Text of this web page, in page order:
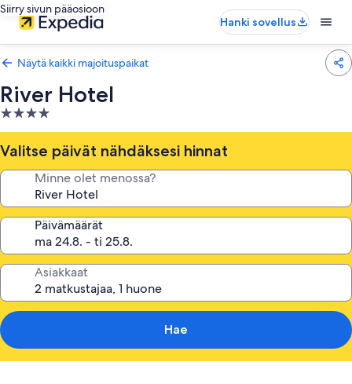
Siirry sivun pääosioon
Hanki sovellus
Näytä kaikki majoituspaikat
River Hotel
4.0
tähden
majoituspaikka
Valitse päivät nähdäksesi hinnat
Minne olet menossa?
Päivämäärät
Asiakkaat
Hae